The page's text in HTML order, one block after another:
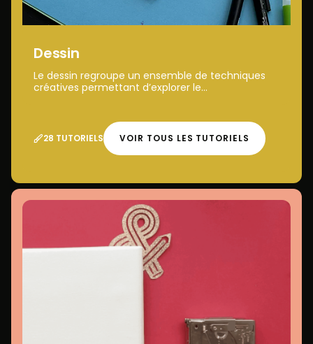
Dessin
Le dessin regroupe un ensemble de techniques
créatives permettant d’explorer le...
28 TUTORIELS VOIR TOUS LES TUTORIELS